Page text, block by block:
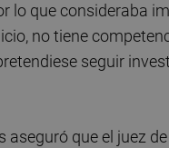
lo que consideraba
no tiene
seguir
aseguró que el juez